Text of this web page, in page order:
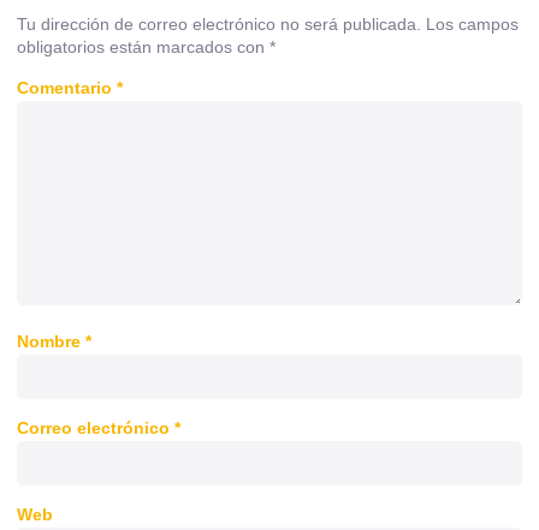
Tu dirección de correo electrónico no será publicada.
Los campos
obligatorios están marcados con *
Comentario *
Nombre *
Correo electrónico *
Web